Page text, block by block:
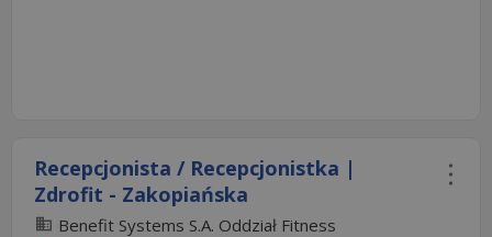
Recepcjonista / Recepcjonistka |
Zdrofit - Zakopiańska
Benefit Systems S.A. Oddział Fitness